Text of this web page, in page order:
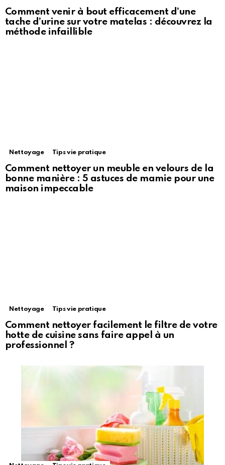
Comment venir à bout efficacement d’une
tache d’urine sur votre matelas : découvrez la
méthode infaillible
Nettoyage Tips vie pratique
Comment nettoyer un meuble en velours de la
bonne manière : 5 astuces de mamie pour une
maison impeccable
Nettoyage Tips vie pratique
Comment nettoyer facilement le filtre de votre
hotte de cuisine sans faire appel à un
professionnel ?